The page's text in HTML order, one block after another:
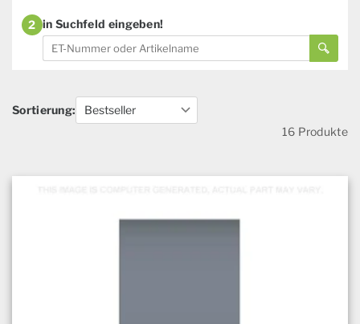
2 in Suchfeld eingeben!
Sortierung:
16 Produkte